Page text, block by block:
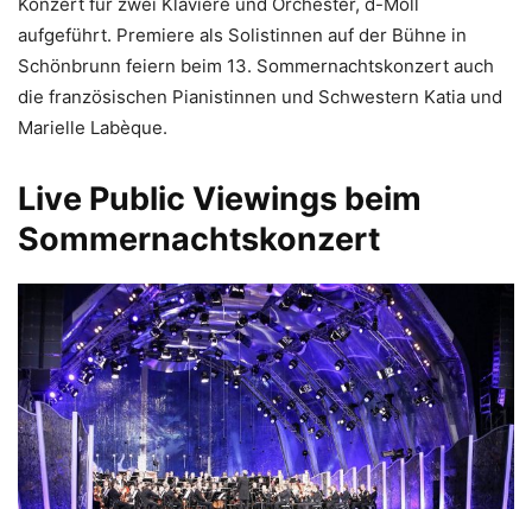
Konzert für zwei Klaviere und Orchester, d-Moll
aufgeführt. Premiere als Solistinnen auf der Bühne in
Schönbrunn feiern beim 13. Sommernachtskonzert auch
die französischen Pianistinnen und Schwestern Katia und
Marielle Labèque.
Live Public Viewings beim
Sommernachtskonzert